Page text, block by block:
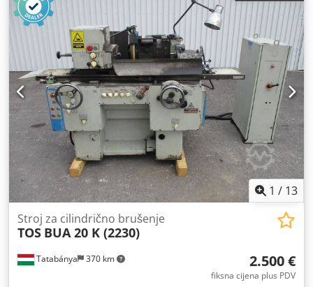
1 / 13
Tatabánya 370 km
Stroj za cilindrično brušenje
TOS BUA 20 K (2230)
2.500 €
fiksna cijena plus PDV